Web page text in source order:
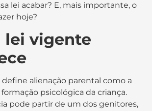
lei acabar? E, mais importante, o
hoje?
lei vigente
define alienação parental como a
psicológica da criança.
pode partir de um dos genitores,